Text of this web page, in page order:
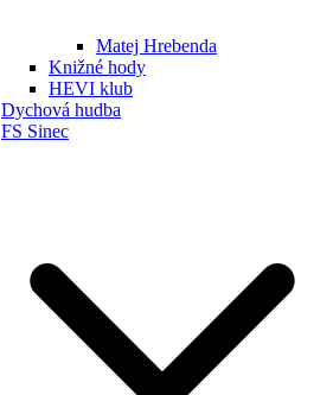
Matej Hrebenda
Knižné hody
HEVI klub
Dychová hudba
FS Sinec